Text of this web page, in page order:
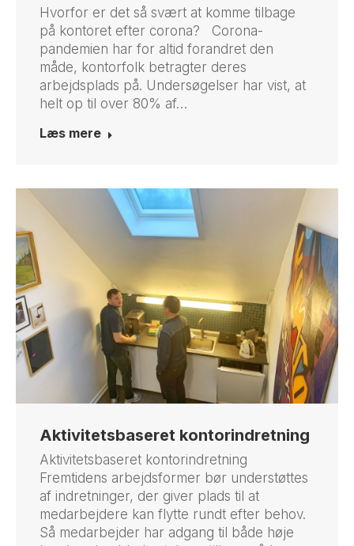
Hvorfor er det så svært at komme tilbage
på kontoret efter corona? Corona-
pandemien har for altid forandret den
måde, kontorfolk betragter deres
arbejdsplads på. Undersøgelser har vist, at
helt op til over 80% af…
Læs mere
Aktivitetsbaseret kontorindretning
Aktivitetsbaseret kontorindretning
Fremtidens arbejdsformer bør understøttes
af indretninger, der giver plads til at
medarbejdere kan flytte rundt efter behov.
Så medarbejder har adgang til både høje